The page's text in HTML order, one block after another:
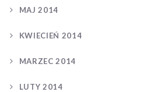
MAJ 2014
KWIECIEŃ 2014
MARZEC 2014
LUTY 2014